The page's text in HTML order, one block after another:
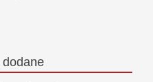
dodane